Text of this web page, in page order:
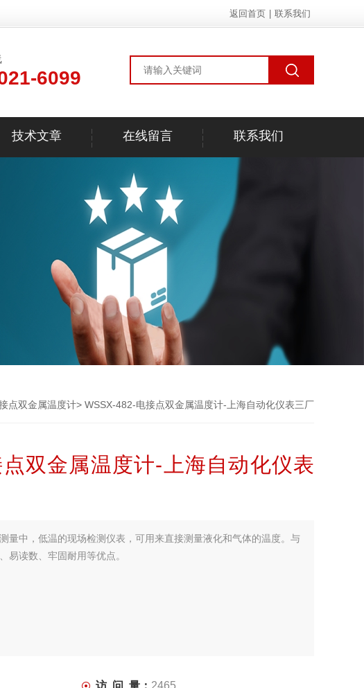
返回首页 联系我们
6099
技术文章 在线留言 联系我们
点双金属温度计> WSSX-482-电接点双金属温度计-上海自动化仪表三厂
双金属温度计-上海自动化仪表
量中，低温的现场检测仪表，可用来直接测量液化和气体的温度。与
易读数、牢固耐用等优点。
访 问 量： 2465